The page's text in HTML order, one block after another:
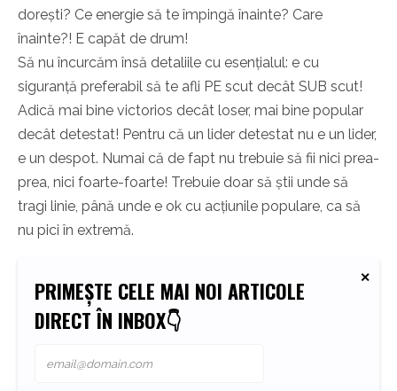
dorești? Ce energie să te împingă înainte? Care
înainte?! E capăt de drum!
Să nu încurcăm însă detaliile cu esențialul: e cu
siguranță preferabil să te afli PE scut decât SUB scut!
Adică mai bine victorios decât loser, mai bine popular
decât detestat! Pentru că un lider detestat nu e un lider,
e un despot. Numai că de fapt nu trebuie să fii nici prea-
prea, nici foarte-foarte! Trebuie doar să știi unde să
tragi linie, până unde e ok cu acțiunile populare, ca să
nu pici în extremă.
PRIMEȘTE CELE MAI NOI ARTICOLE
DIRECT ÎN INBOX👇